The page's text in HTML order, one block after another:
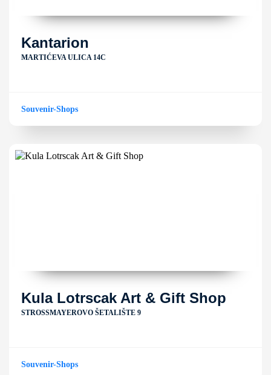
Kantarion
MARTIĆEVA ULICA 14C
Souvenir-Shops
Kula Lotrscak Art & Gift Shop
STROSSMAYEROVO ŠETALIŠTE 9
Souvenir-Shops